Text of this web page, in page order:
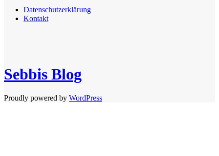
Datenschutzerklärung
Kontakt
Sebbis Blog
Proudly powered by WordPress